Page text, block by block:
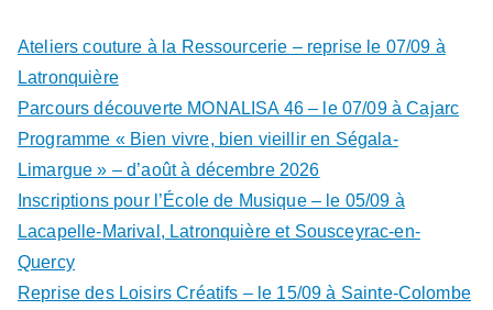
Ateliers couture à la Ressourcerie – reprise le 07/09 à
Latronquière
Parcours découverte MONALISA 46 – le 07/09 à Cajarc
Programme « Bien vivre, bien vieillir en Ségala-
Limargue » – d’août à décembre 2026
Inscriptions pour l’École de Musique – le 05/09 à
Lacapelle-Marival, Latronquière et Sousceyrac-en-
Quercy
Reprise des Loisirs Créatifs – le 15/09 à Sainte-Colombe